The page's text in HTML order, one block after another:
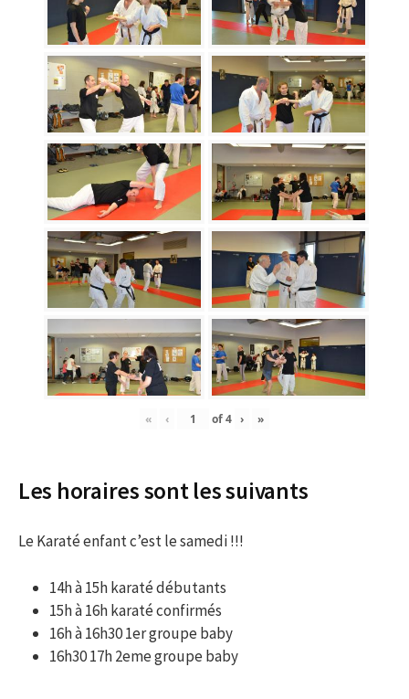
« ‹ of4 › »
Les horaires sont les suivants
Le Karaté enfant c’est le samedi !!!
14h à 15h karaté débutants
15h à 16h karaté confirmés
16h à 16h30 1er groupe baby
16h30 17h 2eme groupe baby